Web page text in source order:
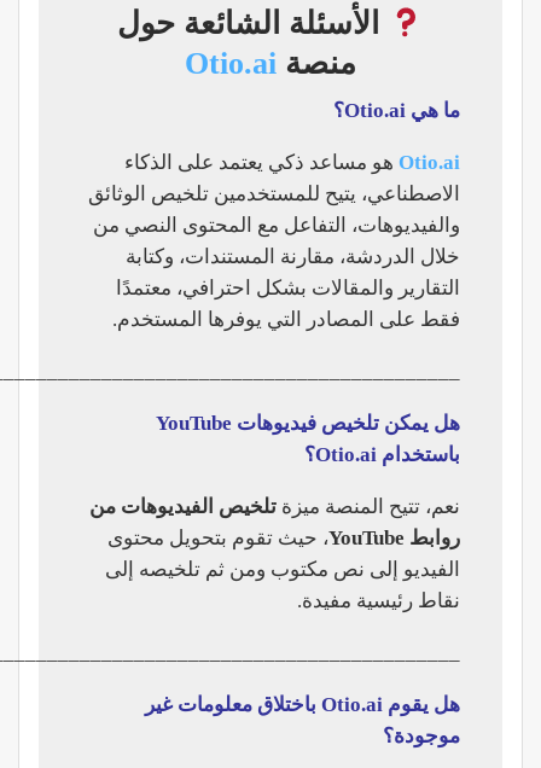
الأسئلة الشائعة حول
منصة Otio.ai
ما هي Otio.ai؟
Otio.ai هو مساعد ذكي يعتمد على الذكاء
الاصطناعي، يتيح للمستخدمين تلخيص الوثائق
والفيديوهات، التفاعل مع المحتوى النصي من
خلال الدردشة، مقارنة المستندات، وكتابة
التقارير والمقالات بشكل احترافي، معتمدًا
فقط على المصادر التي يوفرها المستخدم.
هل يمكن تلخيص فيديوهات YouTube
باستخدام Otio.ai؟
نعم، تتيح المنصة ميزة تلخيص الفيديوهات من
روابط YouTube
، حيث تقوم بتحويل محتوى
الفيديو إلى نص مكتوب ومن ثم تلخيصه إلى
نقاط رئيسية مفيدة.
هل يقوم Otio.ai باختلاق معلومات غير
موجودة؟